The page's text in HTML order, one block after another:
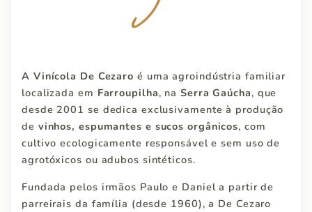
A Vinícola De Cezaro é uma agroindústria familiar
localizada em Farroupilha, naSerra Gaúcha, que
desde 2001 se dedica exclusivamente à produção
de vinhos, espumantes e sucos orgânicos, com
cultivo ecologicamente responsável e sem uso de
agrotóxicos ou adubos sintéticos.
Fundada pelos irmãos Paulo e Daniel a partir de
parreirais da família (desde 1960), a De Cezaro